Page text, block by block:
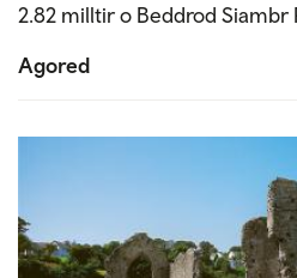
2.82 milltir o Beddrod Siambr
Agored